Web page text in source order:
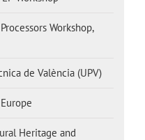
Workshop,
de València (UPV)
Heritage and